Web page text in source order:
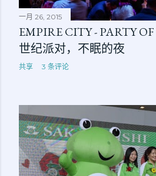
一月 26, 2015
EMPIRE CITY - PARTY
世纪派对，不眠的夜
共享 3 条评论